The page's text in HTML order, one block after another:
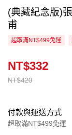
(典藏紀念版)
甫
超取滿NT$499免運
NT$420
NT$332
付款與運送方式
超取滿NT$499免運